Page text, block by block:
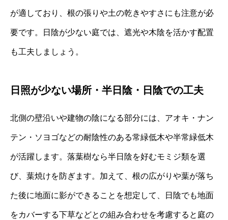
が適しており、根の張りや土の乾きやすさにも注意が必
要です。日陰が少ない庭では、遮光や木陰を活かす配置
も工夫しましょう。
日照が少ない場所・半日陰・日陰での工夫
北側の壁沿いや建物の陰になる部分には、アオキ・ナン
テン・ソヨゴなどの耐陰性のある常緑低木や半常緑低木
が活躍します。落葉樹なら半日陰を好むモミジ類を選
び、葉焼けを防ぎます。加えて、根の広がりや葉が落ち
た後に地面に影ができることを想定して、日陰でも地面
をカバーする下草などとの組み合わせを考慮すると庭の